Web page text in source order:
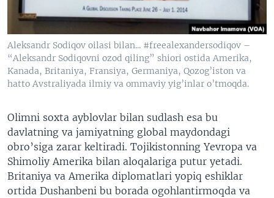
Aleksandr Sodiqov oilasi bilan... #freealexandersodiqov –
“Aleksandr Sodiqovni ozod qiling” shiori ostida Amerika,
Kanada, Britaniya, Fransiya, Germaniya, Qozog’iston va
hatto Avstraliyada ilmiy va ommaviy yig’inlar o’tmoqda.
​Olimni soxta ayblovlar bilan sudlash esa bu
davlatning va jamiyatning global maydondagi
obro’siga zarar keltiradi. Tojikistonning Yevropa va
Shimoliy Amerika bilan aloqalariga putur yetadi.
Britaniya va Amerika diplomatlari yopiq eshiklar
ortida Dushanbeni bu borada ogohlantirmoqda va